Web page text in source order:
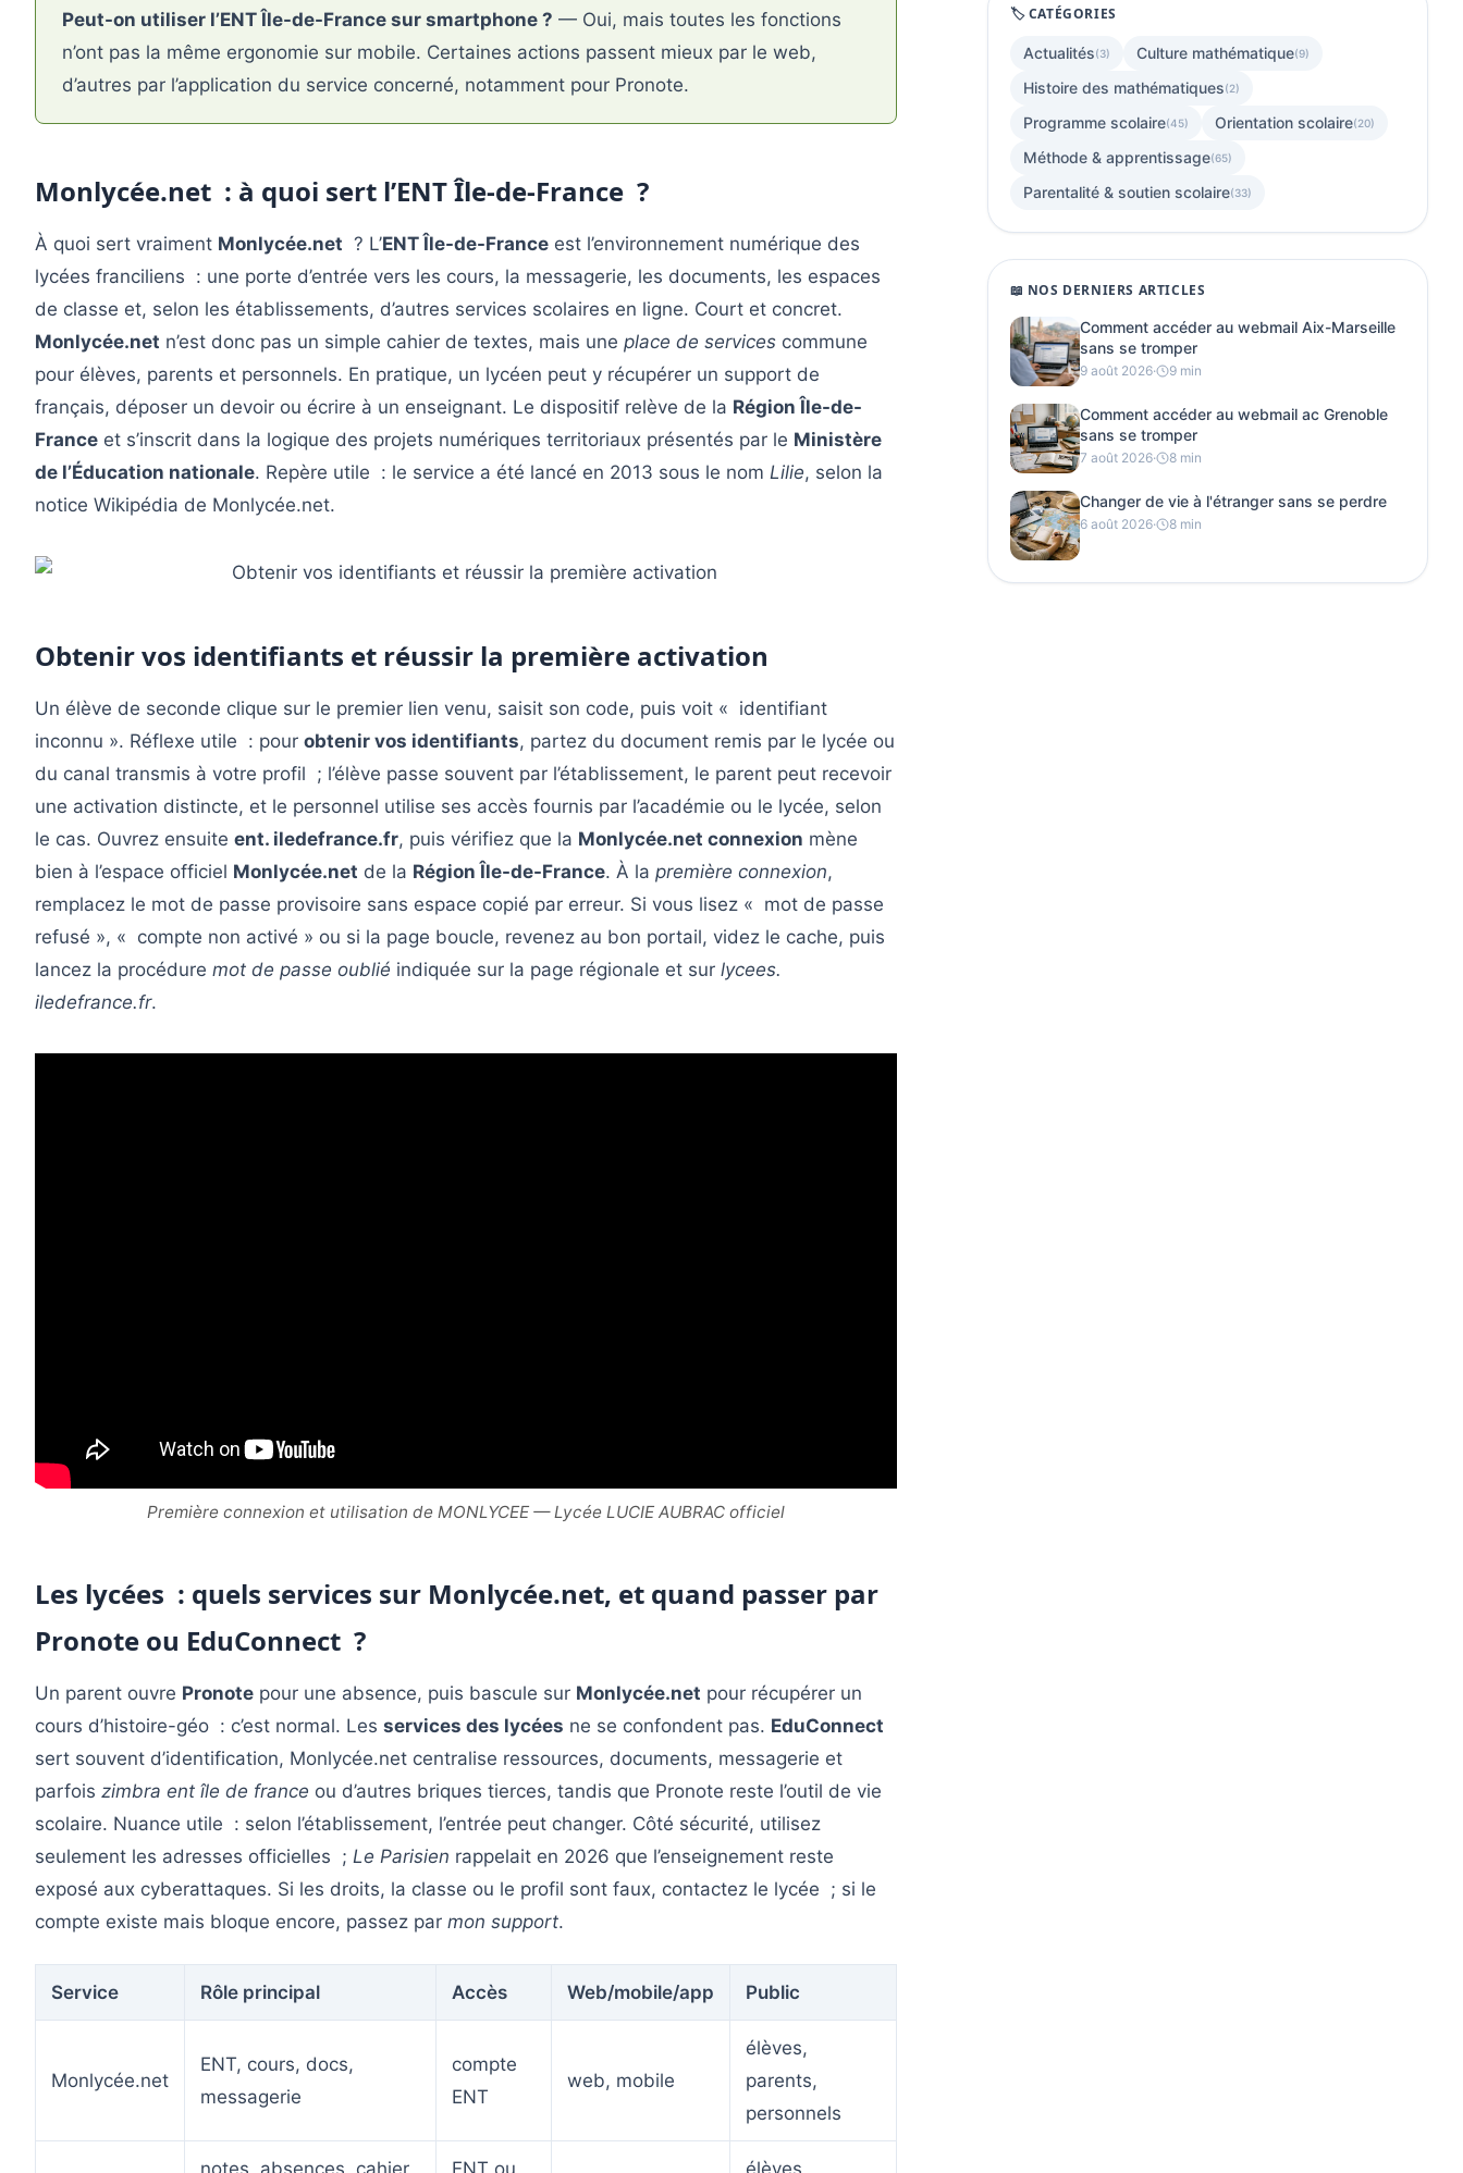
Peut-on utiliser l’ENT Île-de-France sur smartphone ? — Oui, mais toutes les fonctions
n’ont pas la même ergonomie sur mobile. Certaines actions passent mieux par le web,
d’autres par l’application du service concerné, notamment pour Pronote.
Monlycée.net : à quoi sert l’ENT Île-de-France ?
À quoi sert vraiment Monlycée.net ? L’ENT Île-de-France est l’environnement numérique des
lycées franciliens : une porte d’entrée vers les cours, la messagerie, les documents, les espaces
de classe et, selon les établissements, d’autres services scolaires en ligne. Court et concret.
Monlycée.net n’est donc pas un simple cahier de textes, mais une place de services commune
pour élèves, parents et personnels. En pratique, un lycéen peut y récupérer un support de
français, déposer un devoir ou écrire à un enseignant. Le dispositif relève de la Région Île-de-
France et s’inscrit dans la logique des projets numériques territoriaux présentés par le Ministère
de l’Éducation nationale. Repère utile : le service a été lancé en 2013 sous le nom Lilie, selon la
notice Wikipédia de Monlycée.net.
Obtenir vos identifiants et réussir la première activation
Un élève de seconde clique sur le premier lien venu, saisit son code, puis voit « identifiant
inconnu ». Réflexe utile : pour obtenir vos identifiants, partez du document remis par le lycée ou
du canal transmis à votre profil ; l’élève passe souvent par l’établissement, le parent peut recevoir
une activation distincte, et le personnel utilise ses accès fournis par l’académie ou le lycée, selon
le cas. Ouvrez ensuite ent. iledefrance.fr, puis vérifiez que la Monlycée.net connexion mène
bien à l’espace officiel Monlycée.net de la Région Île-de-France. À la première connexion,
remplacez le mot de passe provisoire sans espace copié par erreur. Si vous lisez « mot de passe
refusé », « compte non activé » ou si la page boucle, revenez au bon portail, videz le cache, puis
lancez la procédure mot de passe oublié indiquée sur la page régionale et sur lycees.
iledefrance.fr.
Première connexion et utilisation de MONLYCEE — Lycée LUCIE AUBRAC officiel
Les lycées : quels services sur Monlycée.net, et quand passer par
Pronote ou EduConnect ?
Un parent ouvre Pronote pour une absence, puis bascule sur Monlycée.net pour récupérer un
cours d’histoire-géo : c’est normal. Les services des lycées ne se confondent pas. EduConnect
sert souvent d’identification, Monlycée.net centralise ressources, documents, messagerie et
parfois zimbra ent île de france ou d’autres briques tierces, tandis que Pronote reste l’outil de vie
scolaire. Nuance utile : selon l’établissement, l’entrée peut changer. Côté sécurité, utilisez
seulement les adresses officielles ; Le Parisien rappelait en 2026 que l’enseignement reste
exposé aux cyberattaques. Si les droits, la classe ou le profil sont faux, contactez le lycée ; si le
compte existe mais bloque encore, passez par mon support.
Service Rôle principal Accès Web/mobile/app Public
Monlycée.net
ENT, cours, docs,
messagerie
compte
ENT
web, mobile
élèves,
parents,
personnels
notes, absences, cahier ENT ou élèves,
🏷️ CATÉGORIES
Actualités(3) Culture mathématique(9)
Histoire des mathématiques(2)
Programme scolaire(45) Orientation scolaire(20)
Méthode & apprentissage(65)
Parentalité & soutien scolaire(33)
📖 NOS DERNIERS ARTICLES
Comment accéder au webmail Aix-Marseille
sans se tromper
9 août 2026· 9 min
Comment accéder au webmail ac Grenoble
sans se tromper
7 août 2026· 8 min
Changer de vie à l'étranger sans se perdre
6 août 2026· 8 min